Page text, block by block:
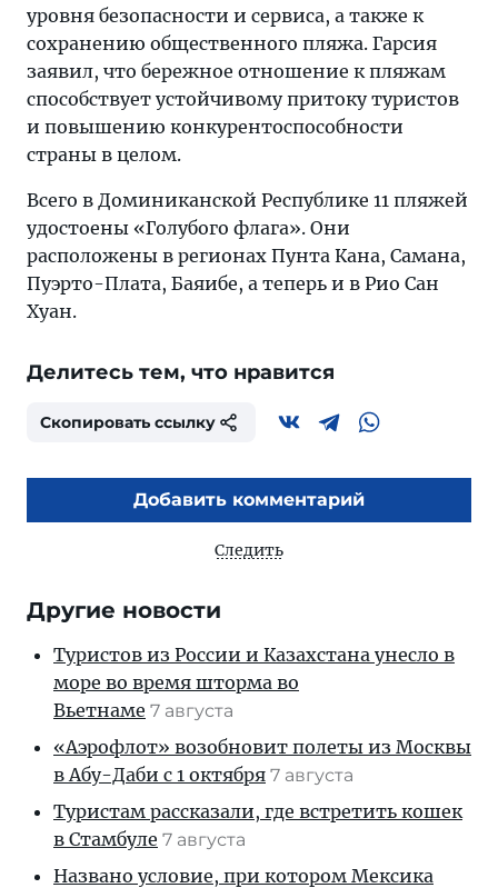
уровня безопасности и сервиса, а также к
сохранению общественного пляжа. Гарсия
заявил, что бережное отношение к пляжам
способствует устойчивому притоку туристов
и повышению конкурентоспособности
страны в целом.
Всего в Доминиканской Республике 11 пляжей
удостоены «Голубого флага». Они
расположены в регионах Пунта Кана, Самана,
Пуэрто-Плата, Баяибе, а теперь и в Рио Сан
Хуан.
Делитесь тем, что нравится
Скопировать ссылку
Добавить комментарий
Следить
Другие новости
Туристов из России и Казахстана унесло в
море во время шторма во
Вьетнаме 7 августа
«Аэрофлот» возобновит полеты из Москвы
в Абу-Даби с 1 октября 7 августа
Туристам рассказали, где встретить кошек
в Стамбуле 7 августа
Названо условие, при котором Мексика